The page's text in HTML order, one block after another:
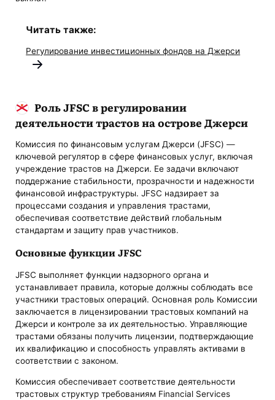
Читать также:
Регулирование инвестиционных фондов на Джерси
Роль JFSC в регулировании
деятельности трастов на острове Джерси
Комиссия по финансовым услугам Джерси (JFSC) —
ключевой регулятор в сфере финансовых услуг, включая
учреждение трастов на Джерси. Ее задачи включают
поддержание стабильности, прозрачности и надежности
финансовой инфраструктуры. JFSC надзирает за
процессами создания и управления трастами,
обеспечивая соответствие действий глобальным
стандартам и защиту прав участников.
Основные функции JFSC
JFSC выполняет функции надзорного органа и
устанавливает правила, которые должны соблюдать все
участники трастовых операций. Основная роль Комиссии
заключается в лицензировании трастовых компаний на
Джерси и контроле за их деятельностью. Управляющие
трастами обязаны получить лицензии, подтверждающие
их квалификацию и способность управлять активами в
соответствии с законом.
Комиссия обеспечивает соответствие деятельности
трастовых структур требованиям Financial Services